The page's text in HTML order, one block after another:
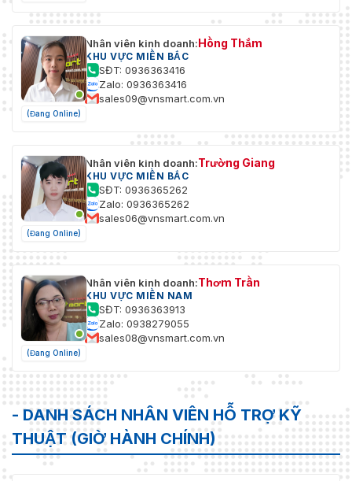
(Đang Online)
Nhân viên kinh doanh:Hồng Thắm
KHU VỰC MIỀN BẮC
SĐT: 0936363416
Zalo: 0936363416
sales09@vnsmart.com.vn
(Đang Online)
Nhân viên kinh doanh:Trường Giang
KHU VỰC MIỀN BẮC
SĐT: 0936365262
Zalo: 0936365262
sales06@vnsmart.com.vn
(Đang Online)
Nhân viên kinh doanh:Thơm Trần
KHU VỰC MIỀN NAM
SĐT: 0936363913
Zalo: 0938279055
sales08@vnsmart.com.vn
- DANH SÁCH NHÂN VIÊN HỖ TRỢ KỸ
THUẬT (GIỜ HÀNH CHÍNH)